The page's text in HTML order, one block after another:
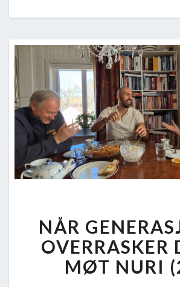
Z
DEG
NÅR
OVERRASKER
MØT NURI